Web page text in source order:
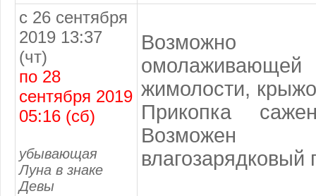
с 26 сентября
2019 13:37
(чт)
по 28
сентября 2019
05:16 (сб)
убывающая
Луна в знаке
Девы
Возможно
жимолости,
Прикопка
Возможен
влагозарядковый